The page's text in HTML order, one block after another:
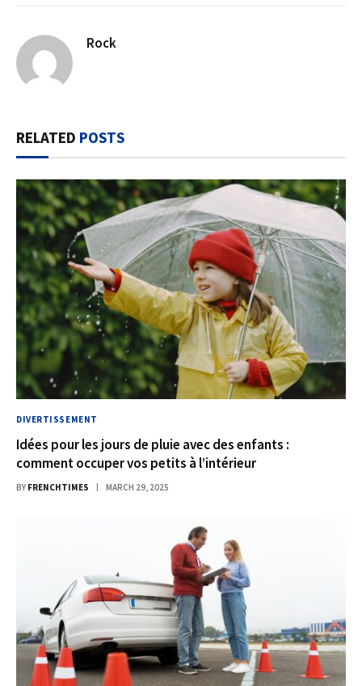
Rock
RELATED POSTS
DIVERTISSEMENT
Idées pour les jours de pluie avec des enfants :
comment occuper vos petits à l’intérieur
BY FRENCHTIMES MARCH 29, 2025